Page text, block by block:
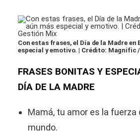
Con estas frases, el Día de la Madre en
especial y emotivo. | Crédito: Magnific
FRASES BONITAS Y
DÍA DE LA MADRE
Mamá, tu amor es la fuerza
mundo.